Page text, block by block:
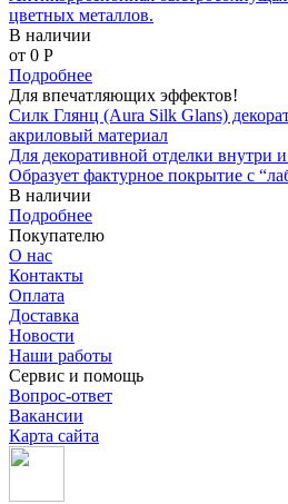
цветных металлов.
В наличии
от 0 P
Подробнее
Для впечатляющих эффектов!
Силк Глянц (Aura Silk Glans)
акриловый материал
Для декоративной отделки внутри
Образует фактурное покрытие с
В наличии
Подробнее
Покупателю
О нас
Контакты
Оплата
Доставка
Новости
Наши работы
Сервис и помощь
Вопрос-ответ
Вакансии
Карта сайта